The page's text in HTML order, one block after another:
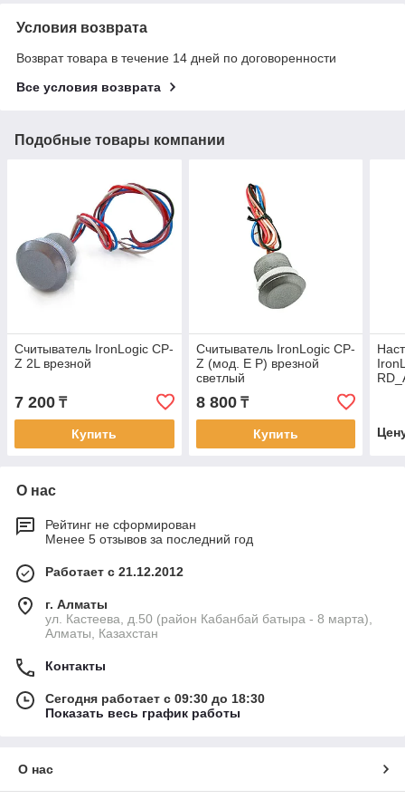
Условия возврата
Возврат товара в течение 14 дней по договоренности
Все условия возврата
Подобные товары компании
Считыватель IronLogic CP-
Z 2L врезной
7 200 ₸
Купить
Считыватель IronLogic CP-
Z (мод. E P) врезной
светлый
8 800₸
Купить
О нас
Рейтинг не сформирован
Менее 5 отзывов за последний год
Работает с 21.12.2012
г. Алматы
ул. Кастеева, д.50 (район Кабанбай батыра - 8 марта),
Алматы, Казахстан
Контакты
Сегодня работает с 09:30 до 18:30
Показать весь график работы
О нас